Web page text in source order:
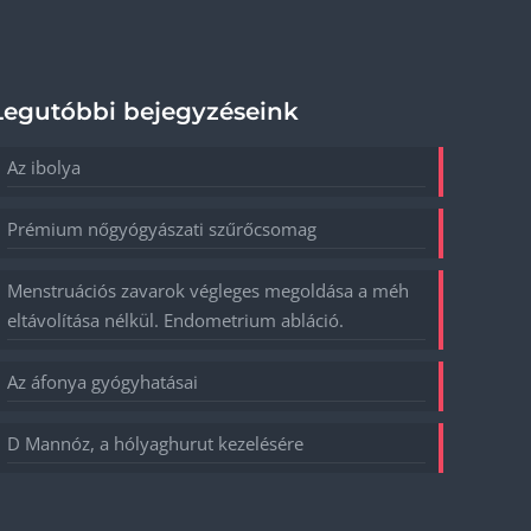
bejegyzéseink
Az ibolya
Prémium nőgyógyászati szűrőcsomag
Menstruációs zavarok végleges megoldása a méh
eltávolítása nélkül. Endometrium abláció.
Az áfonya gyógyhatásai
D Mannóz, a hólyaghurut kezelésére